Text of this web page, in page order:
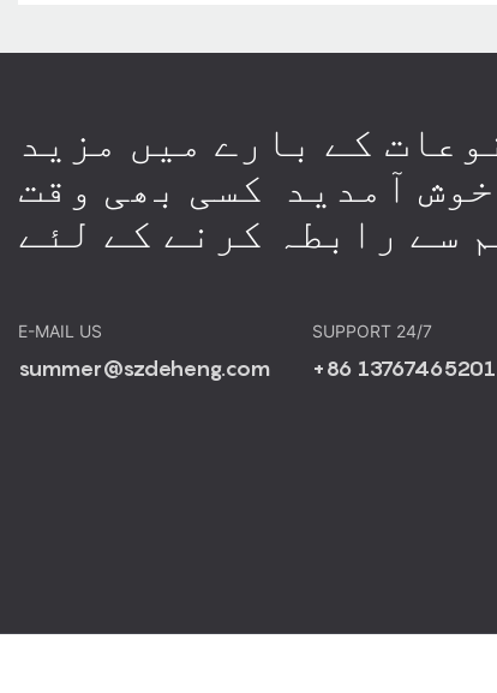
کے بارے میں مزید
آمدید کسی بھی وقت
E-MAIL US
summer@szdeheng.com
SUPPORT 24/7
+86 13767465201